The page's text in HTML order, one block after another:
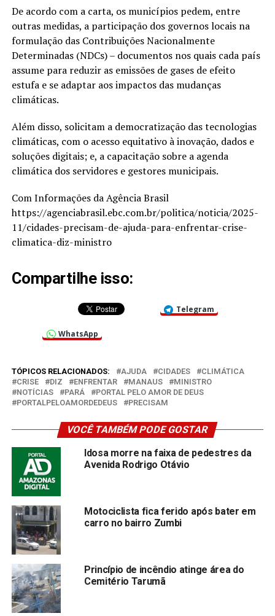
De acordo com a carta, os municípios pedem, entre
outras medidas, a participação dos governos locais na
formulação das Contribuições Nacionalmente
Determinadas (NDCs) – documentos nos quais cada país
assume para reduzir as emissões de gases de efeito
estufa e se adaptar aos impactos das mudanças
climáticas.
Além disso, solicitam a democratização das tecnologias
climáticas, com o acesso equitativo à inovação, dados e
soluções digitais; e, a capacitação sobre a agenda
climática dos servidores e gestores municipais.
Com Informações da Agência Brasil
https://agenciabrasil.ebc.com.br/politica/noticia/2025-
11/cidades-precisam-de-ajuda-para-enfrentar-crise-
climatica-diz-ministro
Compartilhe isso:
Telegram
WhatsApp
TÓPICOS RELACIONADOS: AJUDA CIDADES
CLIMÁTICA
CRISE
DIZ ENFRENTAR MANAUS
MINISTRO
NOTÍCIAS
PARÁ
PORTAL PELO AMOR DE DEUS
PORTALPELOAMORDEDEUS
PRECISAM
VOCÊ TAMBÉM PODE GOSTAR
Idosa morre na faixa de pedestres da
Avenida Rodrigo Otávio
Motociclista fica ferido após bater em
carro no bairro Zumbi
Princípio de incêndio atinge área do
Cemitério Tarumã